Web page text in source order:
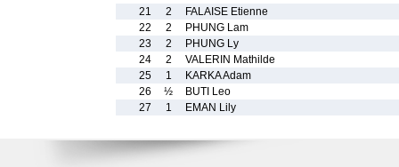
21
2
FALAISE Etienne
22
2
PHUNG Lam
23
2
PHUNG Ly
24
2
VALERIN Mathilde
25
1
KARKA Adam
26
½
BUTI Leo
27
1 EMAN Lily